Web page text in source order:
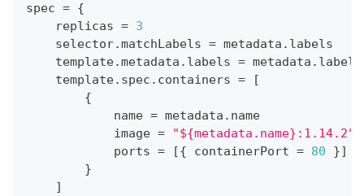
spec = {
    replicas
= 3
    selector
.matchLabels = metadata . labels
    template
.metadata . labels = metadata . labels
    template
. spec . containers =
[
{
            name
= metadata . name
            image
= "${metadata.name}:1.14.2"
            ports
= [{ containerPort = 80 }]
}
]